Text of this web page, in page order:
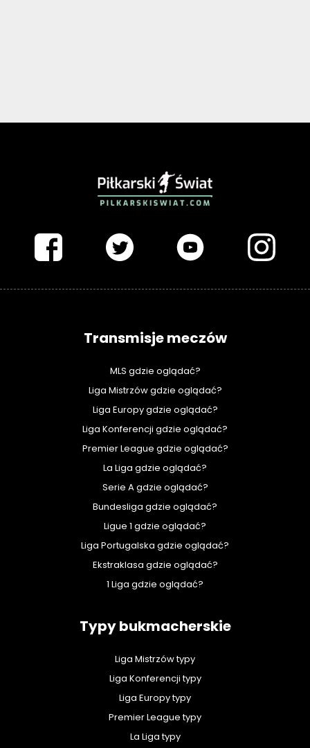
Transmisje meczów
MLS gdzie oglądać?
Liga Mistrzów gdzie oglądać?
Liga Europy gdzie oglądać?
Liga Konferencji gdzie oglądać?
Premier League gdzie oglądać?
La Liga gdzie oglądać?
Serie A gdzie oglądać?
Bundesliga gdzie oglądać?
Ligue 1 gdzie oglądać?
Liga Portugalska gdzie oglądać?
Ekstraklasa gdzie oglądać?
1 Liga gdzie oglądać?
Typy bukmacherskie
Liga Mistrzów typy
Liga Konferencji typy
Liga Europy typy
Premier League typy
La Liga typy